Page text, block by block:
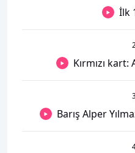
İlk
Kırmızı
Barış Alper